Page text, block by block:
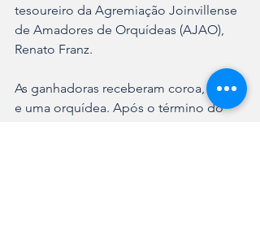
tesoureiro da Agremiação Joinvillense
de Amadores de Orquídeas (AJAO),
Renato Franz.
As ganhadoras receberam coroa, faixa
e uma orquídea. Após o término do